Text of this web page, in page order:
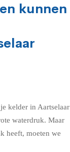
kunnen
kelder in Aartselaar
waterdruk. Maar
heeft, moeten we